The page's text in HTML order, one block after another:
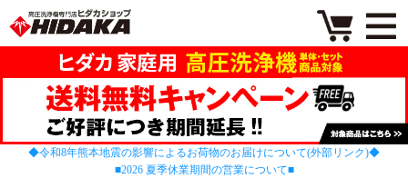
◆令和8年熊本地震の影響によるお荷物のお届けについて(外部リンク)◆
■2026 夏季休業期間の営業について■